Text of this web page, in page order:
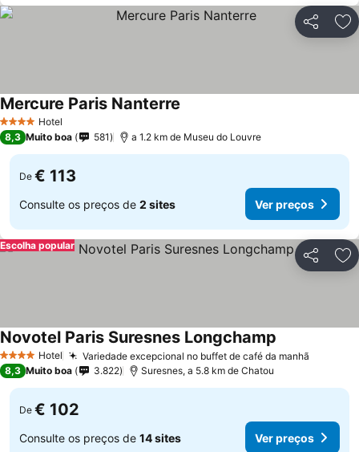
Partilhar
4 EstrelasHotel
Mercure Paris Nanterre
8,3 Muito boa 581 a 1.2 km de Museu do Louvre
De € 113
Consulte os preços de 2 sites Ver preços
Partilhar
Escolha popular
4 EstrelasHotel Variedade excepcional no buffet de café da manhã
Novotel Paris Suresnes Longchamp
8,3 Muito boa 3.822 Suresnes, a 5.8 km de Chatou
De € 102
Consulte os preços de 14 sites Ver preços